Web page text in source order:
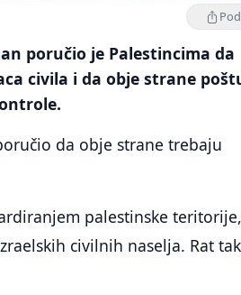
poručio je Palestincima da
civila i da obje strane
da obje strane trebaju
palestinske
civilnih naselja. Rat